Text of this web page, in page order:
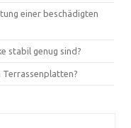
einer beschädigten
stabil genug sind?